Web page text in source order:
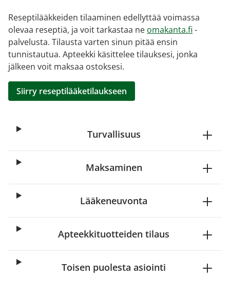
Reseptilääkkeiden tilaaminen edellyttää voimassa
olevaa reseptiä, ja voit tarkastaa ne omakanta.fi -
palvelusta. Tilausta varten sinun pitää ensin
tunnistautua. Apteekki käsittelee tilauksesi, jonka
jälkeen voit maksaa ostoksesi.
Siirry reseptilääketilaukseen
Turvallisuus
Maksaminen
Lääkeneuvonta
Apteekkituotteiden tilaus
Toisen puolesta asiointi